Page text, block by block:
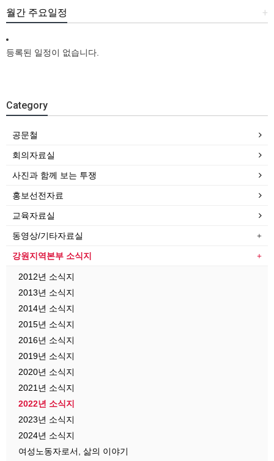
+
월간 주요일정
등록된 일정이 없습니다.
Category
공문철
회의자료실
사진과 함께 보는 투쟁
홍보선전자료
교육자료실
동영상/기타자료실
강원지역본부 소식지
2012년 소식지
2013년 소식지
2014년 소식지
2015년 소식지
2016년 소식지
2019년 소식지
2020년 소식지
2021년 소식지
2022년 소식지
2023년 소식지
2024년 소식지
여성노동자로서, 삶의 이야기